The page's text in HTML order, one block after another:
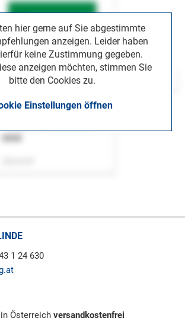
hier gerne auf Sie abgestimmte
anzeigen. Leider haben
keine Zustimmung gegeben.
anzeigen möchten, stimmen Sie
bitte den Cookies zu.
Einstellungen öffnen
1 24 630
Österreich versandkostenfrei